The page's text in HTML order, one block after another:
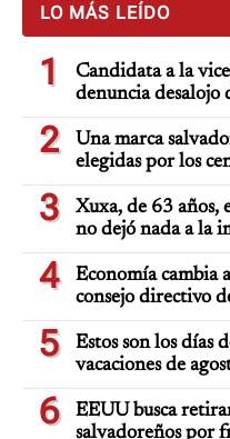
LO MÁS LEÍDO
1
Candidata a la
denuncia desalojo
2
Una marca
elegidas por los
3
Xuxa, de 63 años,
no dejó nada a la
4
Economía cambia
consejo directivo
5
Estos son los días
vacaciones de
6
EEUU busca
salvadoreños por